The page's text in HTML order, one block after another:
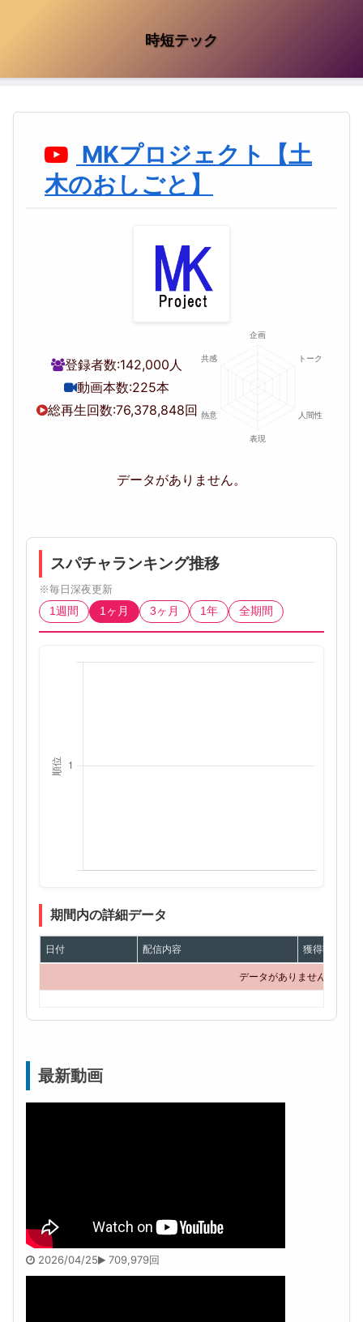
時短テック
MKプロジェクト【土
木のおしごと】
登録者数:142,000人
動画本数:225本
総再生回数:76,378,848回
データがありません。
スパチャランキング推移
※毎日深夜更新
1週間
1ヶ月 3ヶ月 1年 全期間
期間内の詳細データ
日付 配信内容 獲得額
データがありません
最新動画
2026/04/25 709,979回